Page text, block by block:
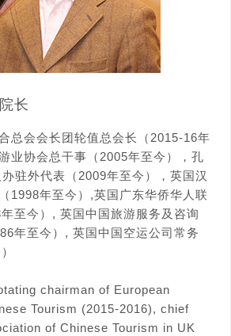
长
总会会长团轮值总会长（2015-16年
业协会总干事（2005年至今），孔
驻外代表（2009年至今），英国汉
1998年至今）,英国广东华侨华人联
至今）, 英国中国旅游服务及咨询
年至今）, 英国中国空运公司常务
chairman of European
Tourism (2015-2016), chief
of Chinese Tourism in UK